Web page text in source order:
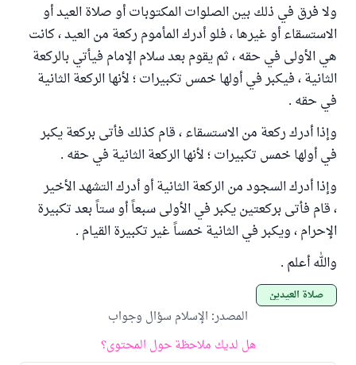
ولا فرق في ذلك بين الصلوات المكتوبات أو صلاة العيد أو
الاستسقاء أو غيرها ، فلو أدرك المأموم ركعة من العيد ، كانت
هي الأولى في حقه ، ثم يقوم بعد سلام الإمام فيأتي بالركعة
الثانية ، فيكبر في أولها خمس تكبيرات ؛ لأنها الركعة الثانية
في حقه .
وإذا أدرك ركعة من الاستسقاء ، قام كذلك فأتى بركعة يكبر
في أولها خمس تكبيرات ؛ لأنها الركعة الثانية في حقه .
وإذا أدرك السجود من الركعة الثانية أو أدرك التشهد الأخير
، قام فأتى بركعتين يكبر في الأولى سبعاً أو ستاً بعد تكبيرة
الإحرام ، ويكبر في الثانية خمساً غير تكبيرة القيام .
والله أعلم .
صلاة العيدين
المصدر: الإسلام سؤال وجواب
هل لديك ملاحظة حول المحتوى؟